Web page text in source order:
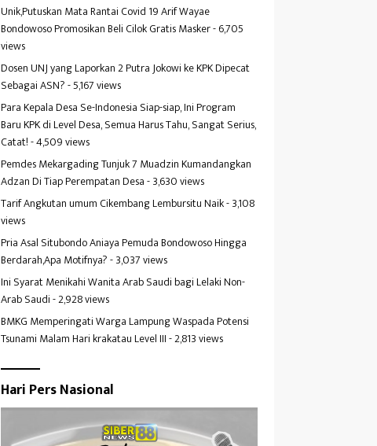
Unik,Putuskan Mata Rantai Covid 19 Arif Wayae
Bondowoso Promosikan Beli Cilok Gratis Masker- 6,705
views
Dosen UNJ yang Laporkan 2 Putra Jokowi ke KPK Dipecat
Sebagai ASN?- 5,167 views
Para Kepala Desa Se-Indonesia Siap-siap, Ini Program
Baru KPK di Level Desa, Semua Harus Tahu, Sangat Serius,
Catat!- 4,509 views
Pemdes Mekargading Tunjuk 7 Muadzin Kumandangkan
Adzan Di Tiap Perempatan Desa- 3,630 views
Tarif Angkutan umum Cikembang Lembursitu Naik- 3,108
views
Pria Asal Situbondo Aniaya Pemuda Bondowoso Hingga
Berdarah,Apa Motifnya?- 3,037 views
Ini Syarat Menikahi Wanita Arab Saudi bagi Lelaki Non-
Arab Saudi- 2,928 views
BMKG Memperingati Warga Lampung Waspada Potensi
Tsunami Malam Hari krakatau Level III- 2,813 views
Hari Pers Nasional